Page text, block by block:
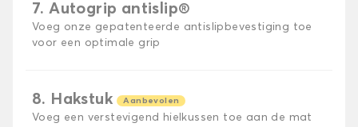
7. Autogrip antislip®
Voeg onze gepatenteerde antislipbevestiging toe
voor een optimale grip
8. Hakstuk Aanbevolen
Voeg een verstevigend hielkussen toe aan de mat